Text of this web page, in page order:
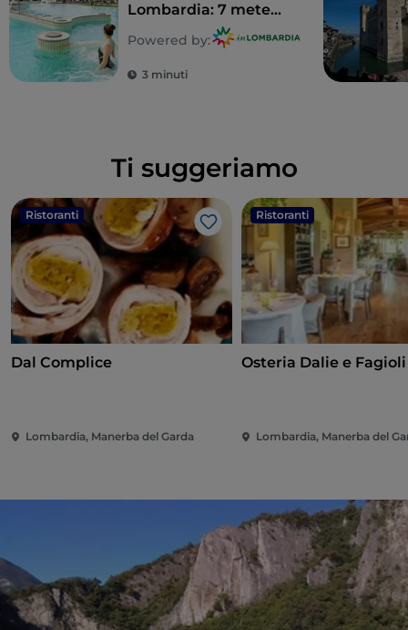
Lombardia: 7 mete
per un detox totale
Powered by:
3 minuti
Ti suggeriamo
Ristoranti
Like
Dal Complice
Lombardia, Manerba del Garda
Ristoranti
Osteria Dalie e Fagioli
Lombardia, Manerba del